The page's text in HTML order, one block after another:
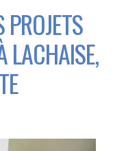
LACHAISE,